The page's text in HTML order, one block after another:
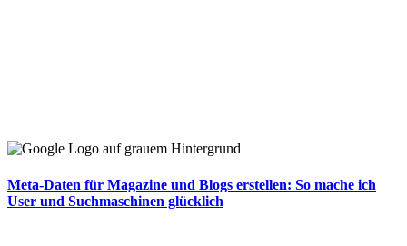
Meta-Daten für Magazine und Blogs erstellen: So mache ich
User und Suchmaschinen glücklich